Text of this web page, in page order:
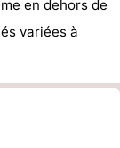
en dehors de
variées à